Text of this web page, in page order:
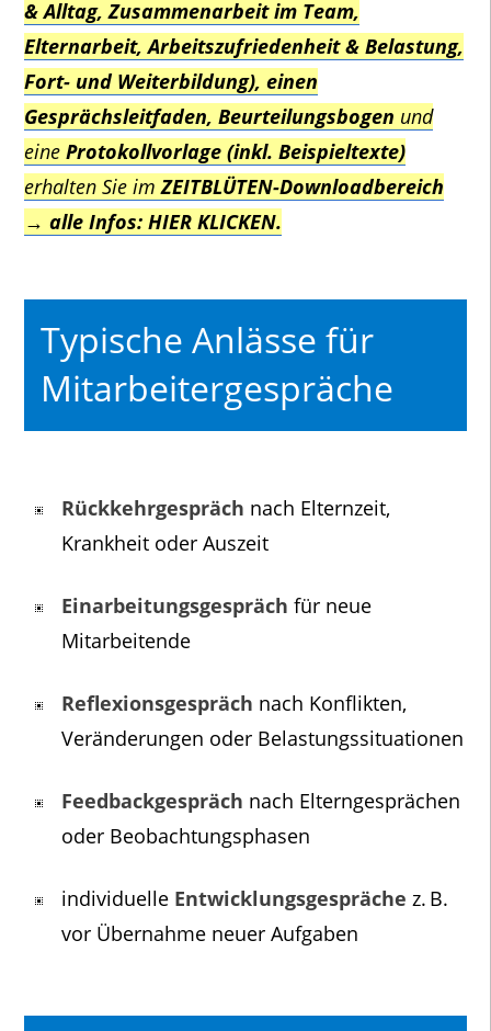
& Alltag, Zusammenarbeit im Team,
Elternarbeit, Arbeitszufriedenheit & Belastung,
Fort- und Weiterbildung), einen
Gesprächsleitfaden, Beurteilungsbogen und
eine Protokollvorlage (inkl. Beispieltexte)
erhalten Sie imZEITBLÜTEN-Downloadbereich
→ alle Infos: HIER KLICKEN.
Typische Anlässe für
Mitarbeitergespräche
Rückkehrgespräch nach Elternzeit,
Krankheit oder Auszeit
Einarbeitungsgespräch für neue
Mitarbeitende
Reflexionsgespräch nach Konflikten,
Veränderungen oder Belastungssituationen
Feedbackgespräch nach Elterngesprächen
oder Beobachtungsphasen
individuelle Entwicklungsgespräche z. B.
vor Übernahme neuer Aufgaben